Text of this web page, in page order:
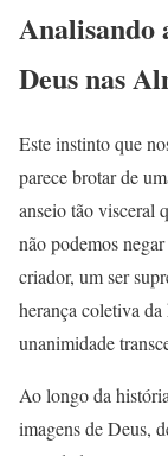
Analisando
Deus nas
Este instinto que
parece brotar de
anseio tão visceral
não podemos
criador, um ser
herança coletiva da
unanimidade
Ao longo da
imagens de Deus,